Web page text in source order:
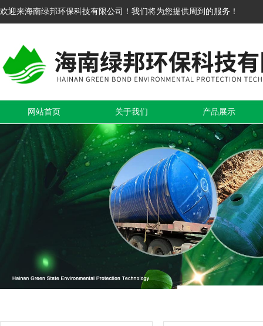
欢迎来海南绿邦环保科技有限公司！我们将为您提供周到的服务！
网站首页 关于我们 产品展示